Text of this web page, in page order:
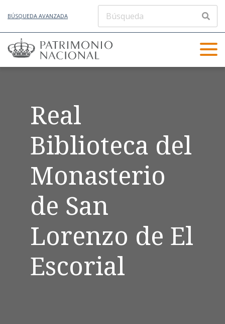
BÚSQUEDA AVANZADA
Real
Biblioteca del
Monasterio
de San
Lorenzo de El
Escorial